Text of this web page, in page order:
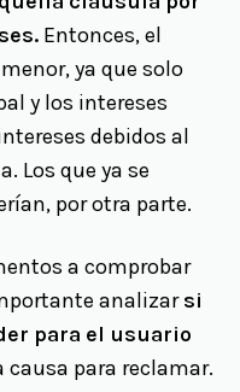
Entonces, el
ya que solo
y los intereses
debidos al
Los que ya se
por otra parte.
a comprobar
analizarsi
para el usuario
causa para reclamar.